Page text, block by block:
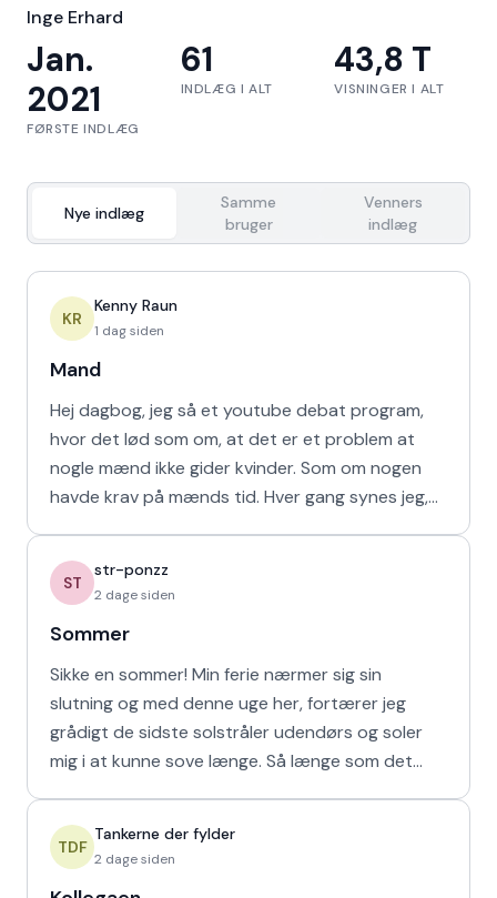
Inge Erhard
Jan.
2021
FØRSTE INDLÆG
61
INDLÆG I ALT
43,8 T
VISNINGER I ALT
Nye indlæg
Samme
bruger
Venners
indlæg
KR
Kenny Raun
1 dag siden
Mand
Hej dagbog, jeg så et youtube debat program,
hvor det lød som om, at det er et problem at
nogle mænd ikke gider kvinder. Som om nogen
havde krav på mænds tid. Hver gang synes jeg,
ST
str-ponzz
2 dage siden
Sommer
Sikke en sommer! Min ferie nærmer sig sin
slutning og med denne uge her, fortærer jeg
grådigt de sidste solstråler udendørs og soler
mig i at kunne sove længe. Så længe som det
TDF
Tankerne der fylder
2 dage siden